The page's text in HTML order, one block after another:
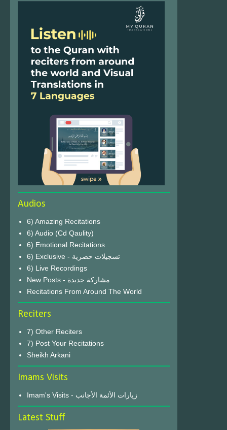
Audios
6) Amazing Recitations
6) Audio (Cd Qaulity)
6) Emotional Recitations
6) Exclusive - تسجيلات حصرية
6) Live Recordings
New Posts - مشاركة جديدة
Recitations From Around The World
Reciters
7) Other Reciters
7) Post Your Recitations
Sheikh Arkani
Imams Visits
Imam's Visits - زيارات الأئمة الأجانب
Latest Stuff